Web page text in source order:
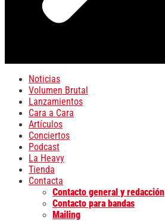
Noticias
Volumen Brutal
Lanzamientos
Cara a Cara
Artículos
Conciertos
Podcast
La Heavy
Tienda
Contacta
Contacto general y redacción
Contacto para bandas
Mailing